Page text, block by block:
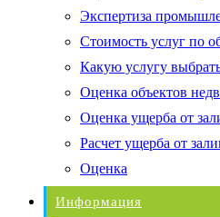
Экспертиза
Стоимость услуг по
Какую услугу
Оценка объектов
Оценка ущерба от
Расчет ущерба от
Оценка
Информация